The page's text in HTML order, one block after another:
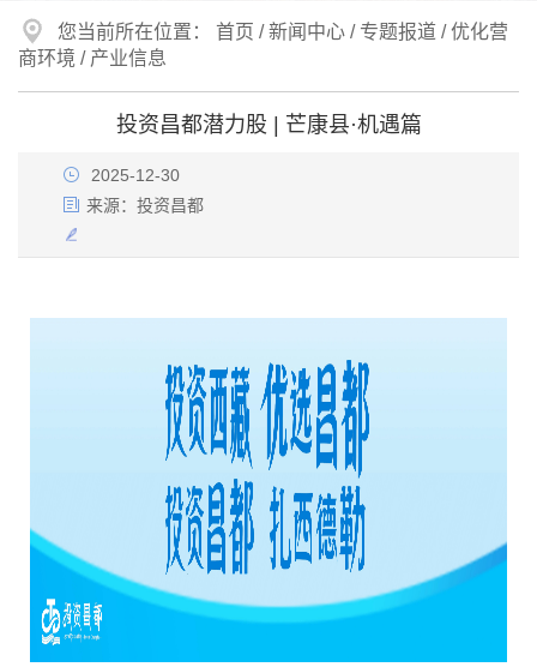
您当前所在位置： 首页 /新闻中心 / 专题报道 /优化营
商环境 / 产业信息
投资昌都潜力股 | 芒康县·机遇篇
2025-12-30
来源： 投资昌都